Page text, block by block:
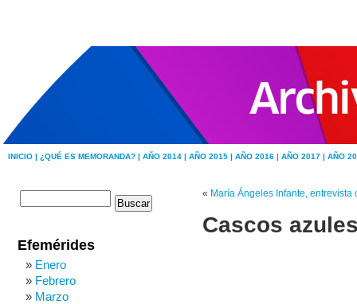
INICIO | ¿QUÉ ES MEMORANDA? | AÑO 2014 | AÑO 2015 | AÑO 2016 | AÑO 2017 | AÑO
« María Ángeles Infante,
Cascos
Efemérides
Enero
Febrero
Marzo